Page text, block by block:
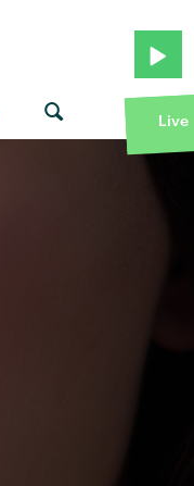
Live